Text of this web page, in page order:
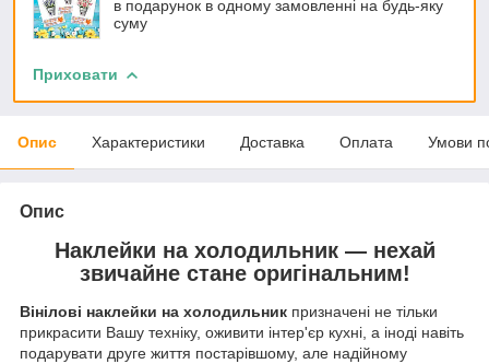
в подарунок в одному замовленні на будь-яку
суму
Приховати
Опис Характеристики Доставка Оплата Умови
Опис
Наклейки на холодильник — нехай
звичайне стане оригінальним!
Вінілові наклейки на холодильник призначені не тільки
прикрасити Вашу техніку, оживити інтер'єр кухні, а іноді навіть
подарувати друге життя постарівшому, але надійному